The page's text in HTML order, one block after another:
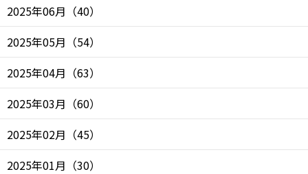
2025年06月 （40）
2025年05月 （54）
2025年04月 （63）
2025年03月 （60）
2025年02月 （45）
2025年01月 （30）